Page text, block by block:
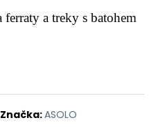
a treky s batohem
Značka:ASOLO